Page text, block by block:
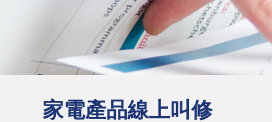
家電產品線上叫修